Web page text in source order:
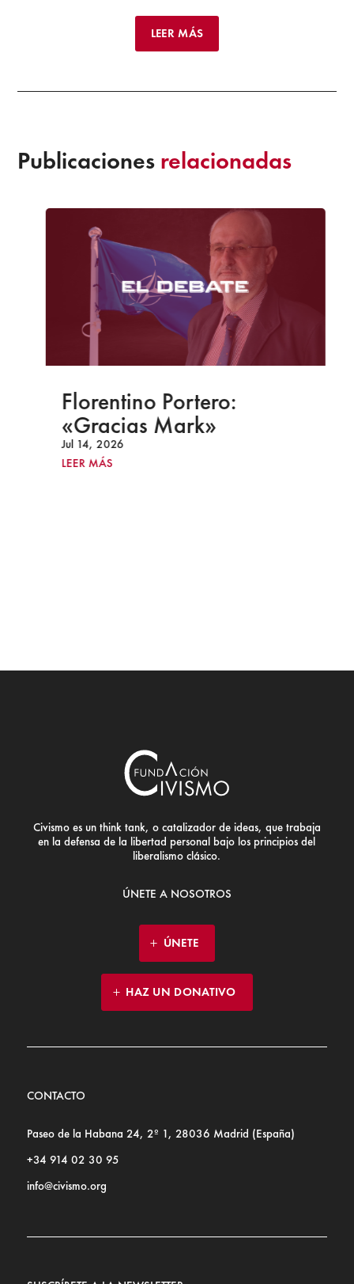
LEER MÁS
Publicaciones relacionadas
Florentino Portero:
«Gracias Mark»
Jul 14, 2026
LEER MÁS
Civismo es un think tank, o catalizador de ideas, que trabaja
en la defensa de la libertad personal bajo los principios del
liberalismo clásico.
ÚNETE A NOSOTROS
ÚNETE
HAZ UN DONATIVO
CONTACTO
Paseo de la Habana 24, 2º 1, 28036 Madrid (España)
+34 914 02 30 95
info@civismo.org